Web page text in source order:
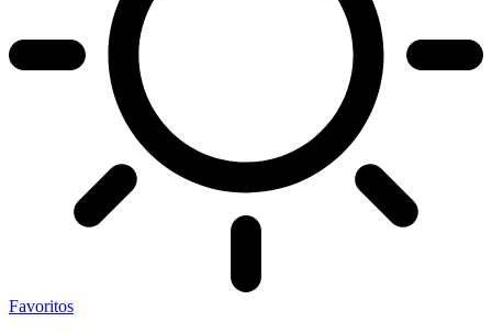
Favoritos